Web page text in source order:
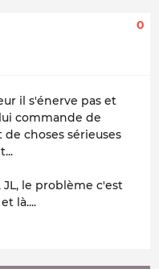
0
il s'énerve pas et
commande de
choses sérieuses
le problème c'est
là....